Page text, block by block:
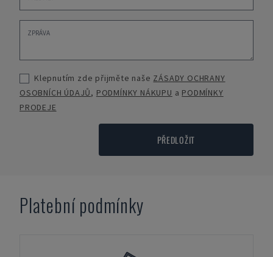
Klepnutím zde přijměte naše ZÁSADY OCHRANY
OSOBNÍCH ÚDAJŮ, PODMÍNKY NÁKUPU a PODMÍNKY
PRODEJE
PŘEDLOŽIT
Platební podmínky